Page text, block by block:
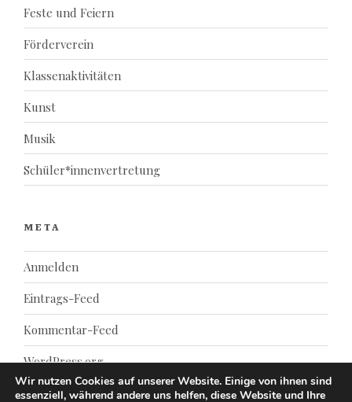
Feste und Feiern
Förderverein
Klassenaktivitäten
Kunst
Musik
Schüler*innenvertretung
META
Anmelden
Eintrags-Feed
Kommentar-Feed
WordPress.org
Wir nutzen Cookies auf unserer Website. Einige von ihnen sind
essenziell, während andere uns helfen, diese Website und Ihre